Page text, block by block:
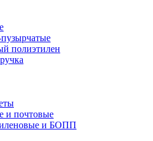
полиэтилен
и почтовые
и БОПП